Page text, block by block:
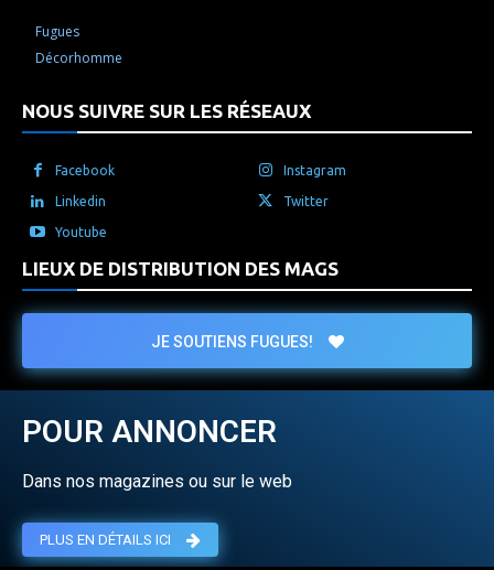
Fugues
Décorhomme
NOUS SUIVRE SUR LES RÉSEAUX
Facebook Instagram
Linkedin Twitter
Youtube
LIEUX DE DISTRIBUTION DES MAGS
JE SOUTIENS FUGUES!
POUR ANNONCER
Dans nos magazines ou sur le web
PLUS EN DÉTAILS ICI